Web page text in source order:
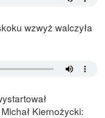
wzwyż walczyła
Kiernożycki: